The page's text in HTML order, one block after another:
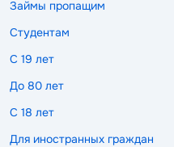
Займы пропащим
Студентам
С 19 лет
До 80 лет
С 18 лет
Для иностранных граждан